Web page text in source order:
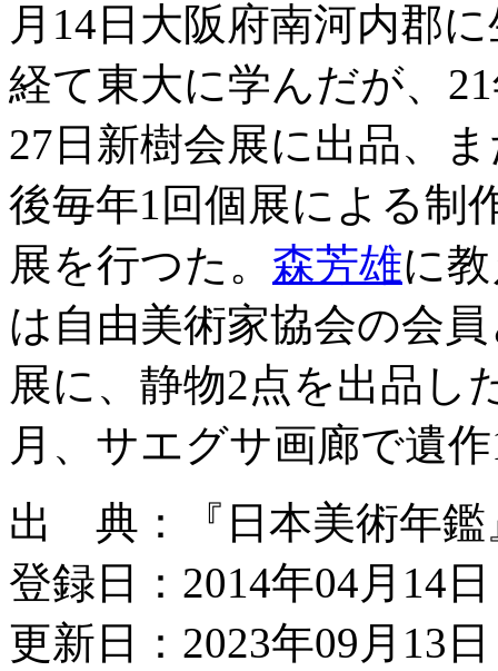
月14日大阪府南河内郡
経て東大に学んだが、
27日新樹会展に出品、
後毎年1回個展による制
展を行つた。 森芳雄に
は自由美術家協会の会
展に、静物2点を出品し
月、サエグサ画廊で遺
出 典：『日本美術年鑑
登録日：2014年04月14日
更新日：2023年09月13